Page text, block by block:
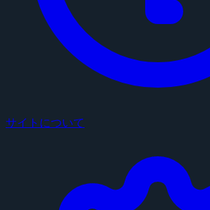
サイトについて